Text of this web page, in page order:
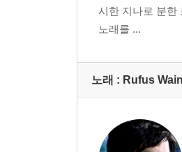
시한 지나로 분한
노래를 ...
노래 : Rufus